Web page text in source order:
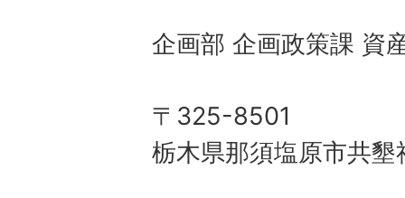
企画部 企画政策課 資
〒325-8501
栃木県那須塩原市共